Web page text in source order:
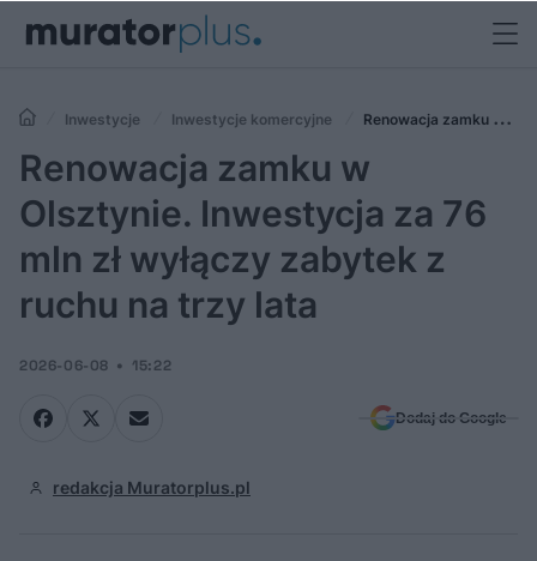
Inwestycje Inwestycje komercyjne
Renowacja zamku w
Olsztynie. Inwestycja za 76 mln zł wyłączy zabytek z ruchu na trzy lata
Renowacja zamku w
Olsztynie. Inwestycja za 76
mln zł wyłączy zabytek z
ruchu na trzy lata
2026-06-08 15:22
Dodaj do Google
redakcja Muratorplus.pl